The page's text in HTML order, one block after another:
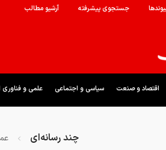
جستجوی پیشرفته آرشیو مطالب
اقتصاد و صنعت سیاسی و اجتماعی علمی و فناوری
چند رسانه‌ای